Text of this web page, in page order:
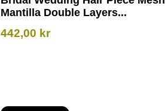
Mantilla Double Layers...
442,00 kr